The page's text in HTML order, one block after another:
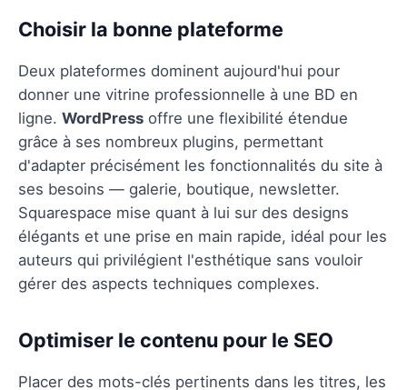
Choisir la bonne plateforme
Deux plateformes dominent aujourd'hui pour
donner une vitrine professionnelle à une BD en
ligne. WordPress offre une flexibilité étendue
grâce à ses nombreux plugins, permettant
d'adapter précisément les fonctionnalités du site à
ses besoins — galerie, boutique, newsletter.
Squarespace mise quant à lui sur des designs
élégants et une prise en main rapide, idéal pour les
auteurs qui privilégient l'esthétique sans vouloir
gérer des aspects techniques complexes.
Optimiser le contenu pour le SEO
Placer des mots-clés pertinents dans les titres, les